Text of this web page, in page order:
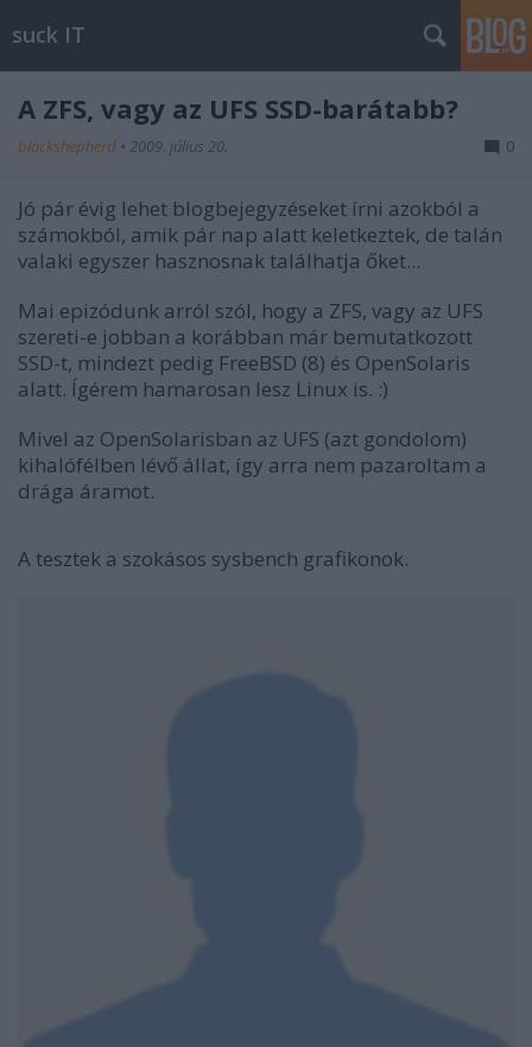
suck IT
A ZFS, vagy az UFS SSD-barátabb?
blackshepherd • 2009. július 20. 0
Jó pár évig lehet blogbejegyzéseket írni azokból a
számokból, amik pár nap alatt keletkeztek, de talán
valaki egyszer hasznosnak találhatja őket...
Mai epizódunk arról szól, hogy a ZFS, vagy az UFS
szereti-e jobban a korábban már bemutatkozott
SSD-t, mindezt pedig FreeBSD (8) és OpenSolaris
alatt. Ígérem hamarosan lesz Linux is. :)
Mivel az OpenSolarisban az UFS (azt gondolom)
kihalófélben lévő állat, így arra nem pazaroltam a
drága áramot.
A tesztek a szokásos sysbench grafikonok.